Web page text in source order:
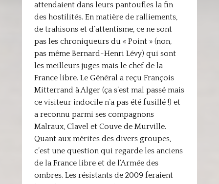
attendaient dans leurs pantoufles la fin
des hostilités. En matière de ralliements,
de trahisons et d’attentisme, ce ne sont
pas les chroniqueurs du « Point » (non,
pas même Bernard-Henri Lévy) qui sont
les meilleurs juges mais le chef de la
France libre. Le Général a reçu François
Mitterrand à Alger (ça s’est mal passé mais
ce visiteur indocile n’a pas été fusillé !) et
a reconnu parmi ses compagnons
Malraux, Clavel et Couve de Murville.
Quant aux mérites des divers groupes,
c’est une question qui regarde les anciens
de la France libre et de l’Armée des
ombres. Les résistants de 2009 feraient